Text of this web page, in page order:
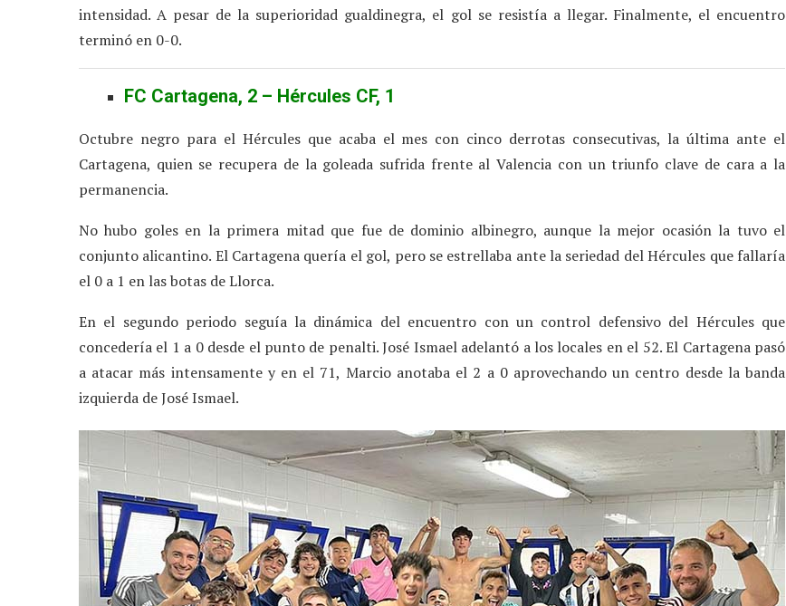
intensidad. A pesar de la superioridad gualdinegra, el gol se resistía a llegar. Finalmente, el encuentro
terminó en 0-0.
FC Cartagena, 2 – Hércules CF, 1
Octubre negro para el Hércules que acaba el mes con cinco derrotas consecutivas, la última ante el
Cartagena, quien se recupera de la goleada sufrida frente al Valencia con un triunfo clave de cara a la
permanencia.
No hubo goles en la primera mitad que fue de dominio albinegro, aunque la mejor ocasión la tuvo el
conjunto alicantino. El Cartagena quería el gol, pero se estrellaba ante la seriedad del Hércules que fallaría
el 0 a 1 en las botas de Llorca.
En el segundo periodo seguía la dinámica del encuentro con un control defensivo del Hércules que
concedería el 1 a 0 desde el punto de penalti. José Ismael adelantó a los locales en el 52. El Cartagena pasó
a atacar más intensamente y en el 71, Marcio anotaba el 2 a 0 aprovechando un centro desde la banda
izquierda de José Ismael.